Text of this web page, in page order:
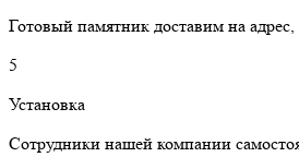
Готовый памятник доставим на адрес,
5
Установка
Сотрудники нашей компании